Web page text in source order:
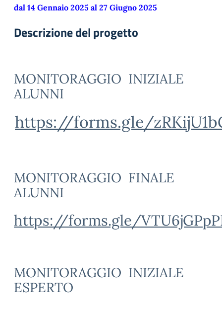
dal 14 Gennaio 2025 al 27 Giugno 2025
Descrizione del progetto
MONITORAGGIO INIZIALE
ALUNNI
https://forms.gle/
MONITORAGGIO FINALE
ALUNNI
https://forms.gle/
MONITORAGGIO INIZIALE
ESPERTO